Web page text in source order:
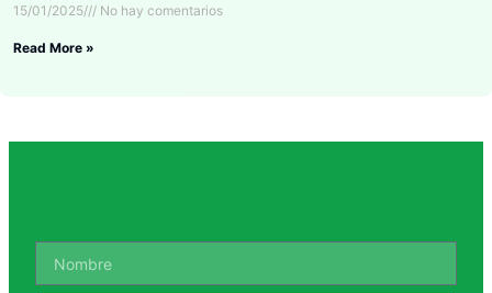
15/01/2025 No hay comentarios
Read More »